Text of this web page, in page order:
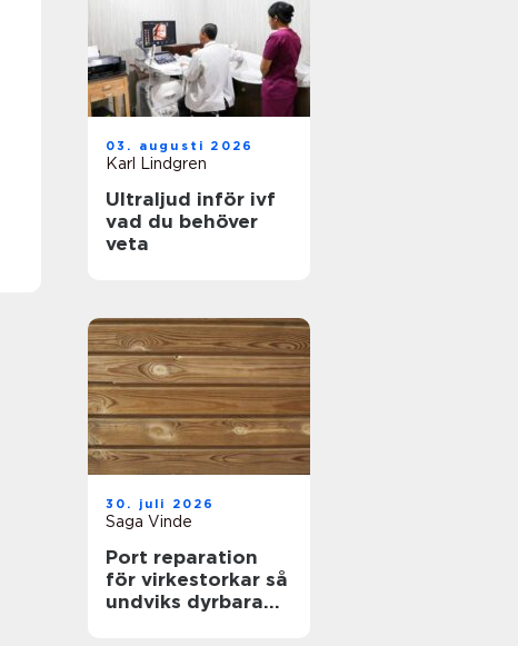
03. augusti 2026
Karl Lindgren
Ultraljud inför ivf
vad du behöver
veta
30. juli 2026
Saga Vinde
Port reparation
för virkestorkar så
undviks dyrbara